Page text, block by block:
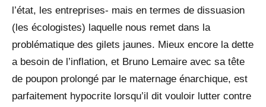
l’état, les entreprises- mais en termes de dissuasion
(les écologistes) laquelle nous remet dans la
problématique des gilets jaunes. Mieux encore la dette
a besoin de l’inflation, et Bruno Lemaire avec sa tête
de poupon prolongé par le maternage énarchique, est
parfaitement hypocrite lorsqu’il dit vouloir lutter contre